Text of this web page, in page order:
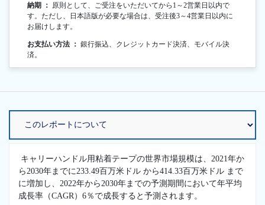
納期 ： 原則として、ご受注をいただいてから1～2営業日以内で
す。ただし、日本語版が必要な場合は、受注後3～4営業日以内に
お届けします。
お支払い方法 ： 銀行振込、クレジットカード決済、モバイル決
済。
キャリーハンドル用粘着テープの世界市場規模は、2021年か
ら2030年までに233.49百万米ドル から414.33百万米ドル まで
に増加し、2022年から2030年までの予測期間において年平均
成長率（CAGR）6％で成長すると予測されます。